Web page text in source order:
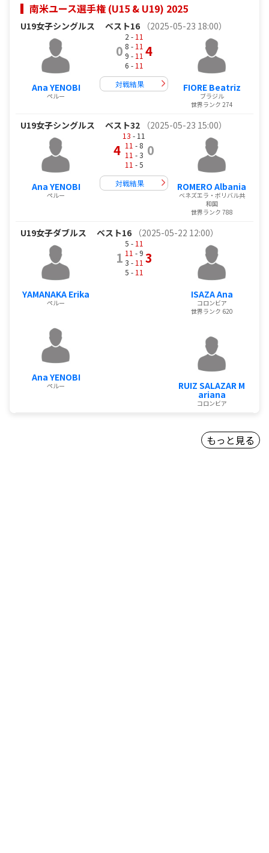
南米ユース選手権 (U15 & U19) 2025
U19女子シングルス ベスト16 （2025-05-23 18:00）
Ana YENOBI
ペルー
0
2 - 11
8 - 11
9 - 11
6 - 11
4
対戦結果 FIORE Beatriz
ブラジル
世界ランク 274
U19女子シングルス ベスト32 （2025-05-23 15:00）
Ana YENOBI
ペルー
4
13 - 11
11 - 8
11 - 3
11 - 5
0
対戦結果 ROMERO Albania
ベネズエラ・ボリバル共
和国
世界ランク 788
U19女子ダブルス ベスト16 （2025-05-22 12:00）
YAMANAKA Erika
ペルー
Ana YENOBI
ペルー
1
5 - 11
11 - 9
3 - 11
5 - 11
3
ISAZA Ana
コロンビア
世界ランク 620
RUIZ SALAZAR M
ariana
コロンビア
もっと見る